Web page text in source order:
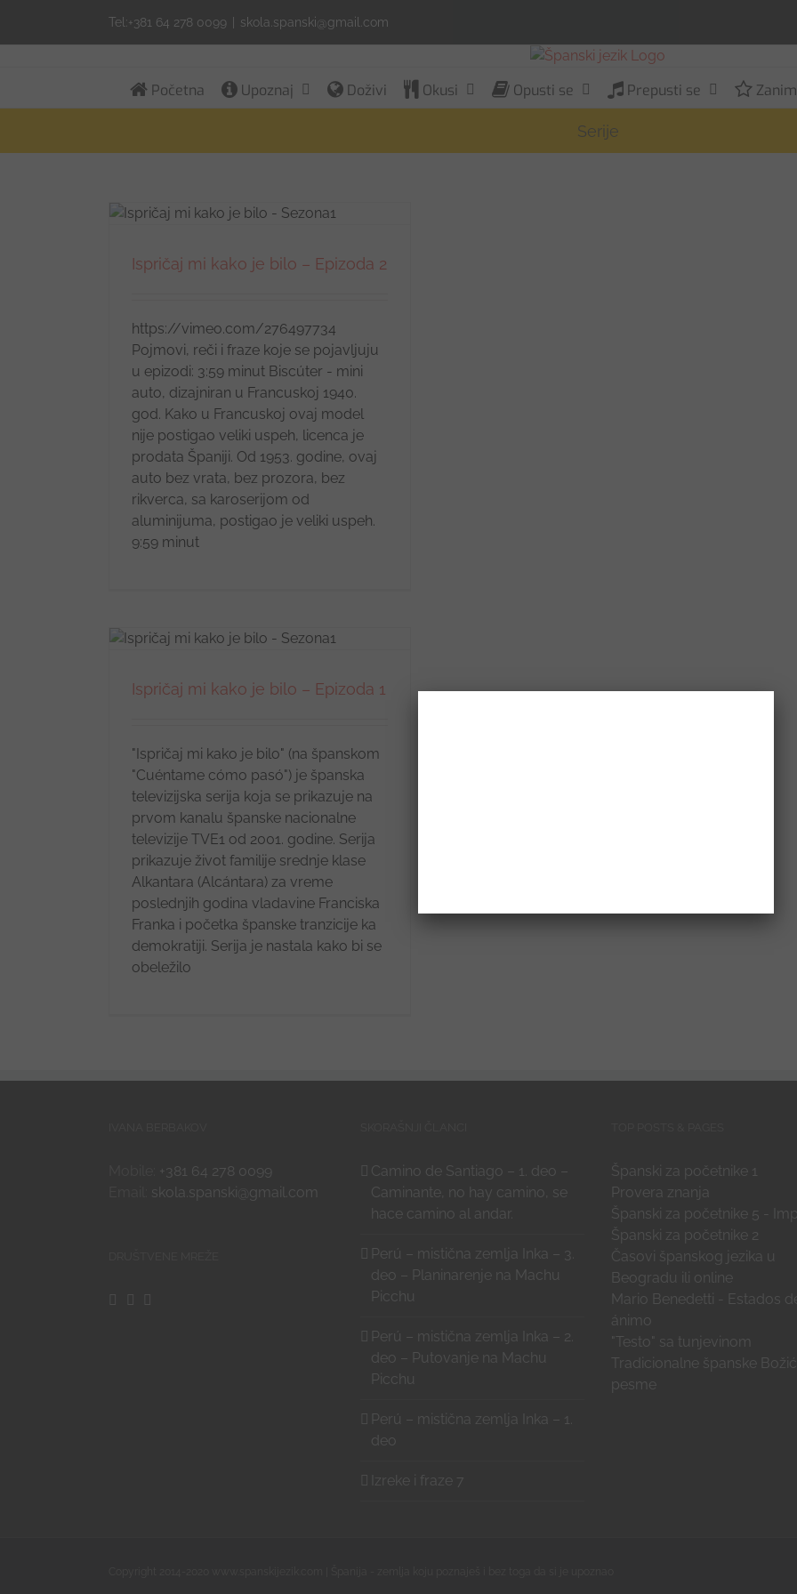
Tel:+381 64 278 0099 skola.spanski@gmail.com
Početna Upoznaj Doživi Okusi Opusti se Prepusti se
Serije
Ispričaj mi kako je bilo – Epizoda 2
https://vimeo.com/276497734
Pojmovi, reči i fraze koje se pojavljuju
u epizodi: 3:59 minut Biscúter - mini
auto, dizajniran u Francuskoj 1940.
god. Kako u Francuskoj ovaj model
nije postigao veliki uspeh, licenca je
prodata Španiji. Od 1953. godine, ovaj
auto bez vrata, bez prozora, bez
rikverca, sa karoserijom od
aluminijuma, postigao je veliki uspeh.
9:59 minut
Ispričaj mi kako je bilo – Epizoda 1
"Ispričaj mi kako je bilo" (na španskom
"Cuéntame cómo pasó") je španska
televizijska serija koja se prikazuje na
prvom kanalu španske nacionalne
televizije TVE1 od 2001. godine. Serija
prikazuje život familije srednje klase
Alkantara (Alcántara) za vreme
poslednjih godina vladavine Franciska
Franka i početka španske tranzicije ka
demokratiji. Serija je nastala kako bi se
obeležilo
+381 64 278 0099
skola.spanski@gmail.com
Camino de Santiago – 1. deo –
Caminante, no hay camino, se
hace camino al andar.
Perú – mistična zemlja Inka – 3.
deo – Planinarenje na Machu
Picchu
Perú – mistična zemlja Inka – 2.
deo – Putovanje na Machu
Picchu
Perú – mistična zemlja Inka – 1.
deo
Izreke i fraze 7
Španski za početnike 1
Provera znanja
Španski za početnike 5 -
Španski za početnike 2
Časovi španskog jezika u
Beogradu ili online
Mario Benedetti - Estados
ánimo
"Testo" sa tunjevinom
Tradicionalne španske
pesme